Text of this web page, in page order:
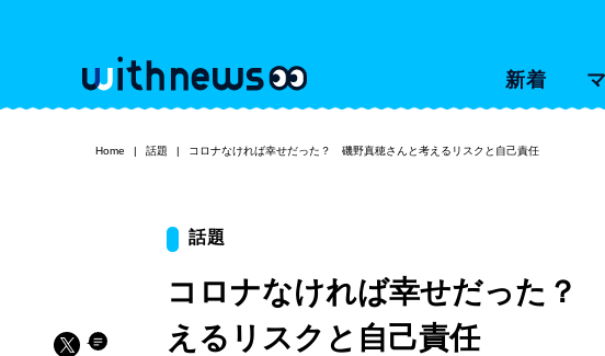
新着
Home 話題 コロナなければ幸せだった？ 磯野真穂さんと考えるリスクと自己責任
話題
コロナなければ幸せだった？
えるリスクと自己責任